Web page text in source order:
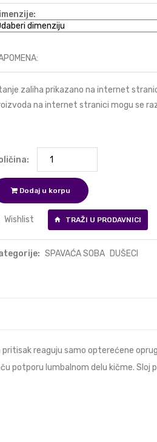
zaliha prikazano na internet
na internet stranici mogu se
Dodaj u korpu
Wishlist TRAŽI U PRODAVNICI
SPAVAĆA SOBA DUŠECI
reaguju samo opterećene
potporu lumbalnom delu kičme.